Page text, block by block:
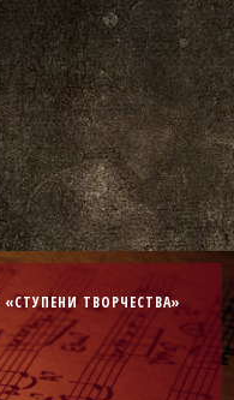
«СТУПЕНИ ТВОРЧЕСТВА»